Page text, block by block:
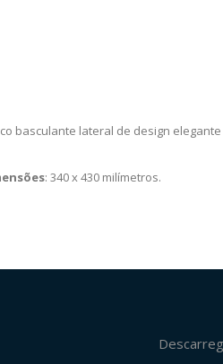
basculante lateral de design
: 340 x 430 milímetros.